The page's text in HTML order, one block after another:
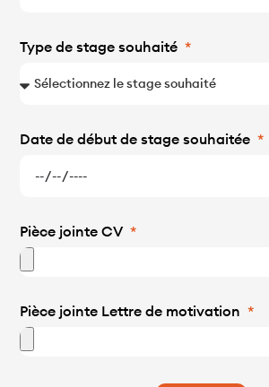
Type de stage souhaité
Date de début de stage souhaitée
Pièce jointe CV
Pièce jointe Lettre de motivation